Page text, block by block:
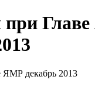
при
ЯМР декабрь 2013